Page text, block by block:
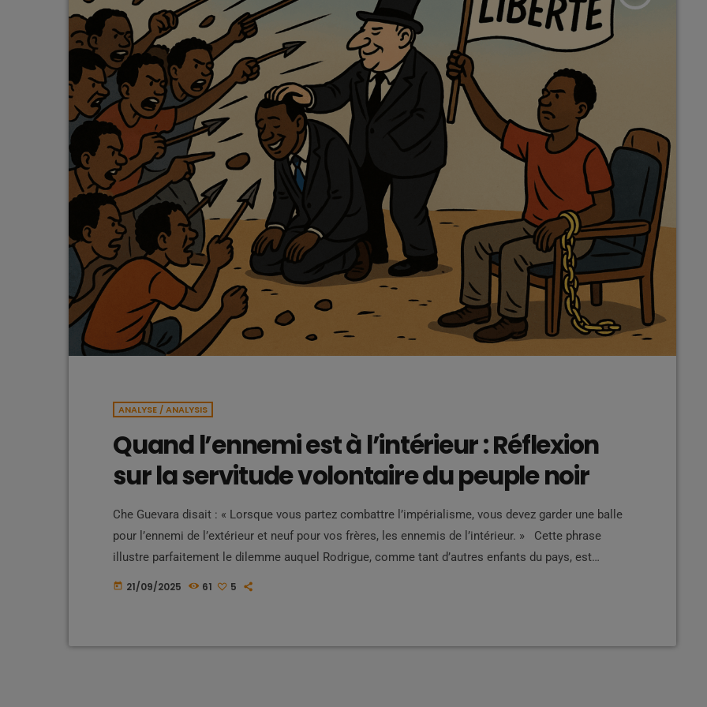
ANALYSE / ANALYSIS
Quand l’ennemi est à l’intérieur : Réflexion
sur la servitude volontaire du peuple noir
Che Guevara disait : « Lorsque vous partez combattre l’impérialisme, vous devez garder une balle
pour l’ennemi de l’extérieur et neuf pour vos frères, les ennemis de l’intérieur. » Cette phrase
illustre parfaitement le dilemme auquel Rodrigue, comme tant d’autres enfants du pays, est
confronté. Ce n’est pas seulement l’ennemi colonial qui se dresse face à lui, mais aussi la
today 21/09/2025 61 5